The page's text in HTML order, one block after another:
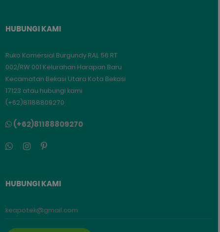
HUBUNGI KAMI
Ruko Komersial Burgundy RAL 56 RT
002/RW 001 Kelurahan Harapan Baru
Kecamatan Bekasi Utara Kota Bekasi
17123 atau hubungi kami
(+62)81188809270
(+62)81188809270
HUBUNGI KAMI